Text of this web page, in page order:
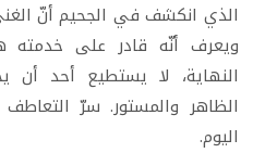
الذي انكشف في الجحيم أنّ
ويعرف أنّه قادر على
النهاية، لا يستطيع أحد
الظاهر والمستور. سرّ
اليوم.